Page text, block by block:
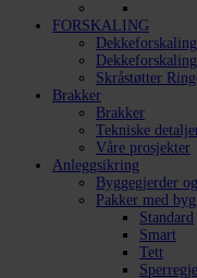
FORSKALING
Skråstøtter
Brakker
Brakker
Tekniske
Våre prosjekter
Anleggsikring
Byggegjerder
Pakker med
Standard
Smart
Tett